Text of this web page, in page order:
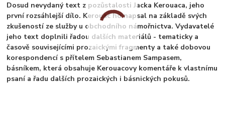
Dosud nevydaný text z pozůstalosti Jacka Kerouaca, jeho
první rozsáhlejší dílo. Kerouac ho napsal na základě svých
zkušeností ze služby u obchodního námořnictva. Vydavatelé
jeho text doplnili řadou dalších materiálů - tematicky a
časově souvisejícími prozaickými fragmenty a také dobovou
korespondencí s přítelem Sebastianem Sampasem,
básníkem, která obsahuje Kerouacovy komentáře k vlastnímu
psaní a řadu dalších prozaických i básnických pokusů.